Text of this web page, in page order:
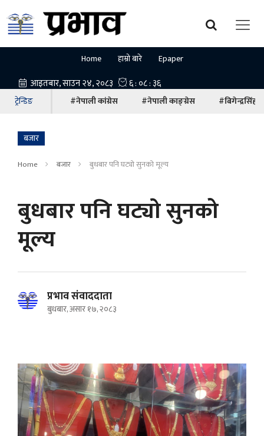
Home हाम्रो बारे Epaper
ट्रेन्डिङ #नेपाली कांग्रेस #नेपाली काङ्ग्रेस #बिगेन्द्रसिंह
बजार
Home बजार बुधबार पनि घट्याे सुनको मूल्य
बुधबार पनि घट्याे सुनको
मूल्य
प्रभाव संवाददाता
बुधबार, असार १७, २०८३